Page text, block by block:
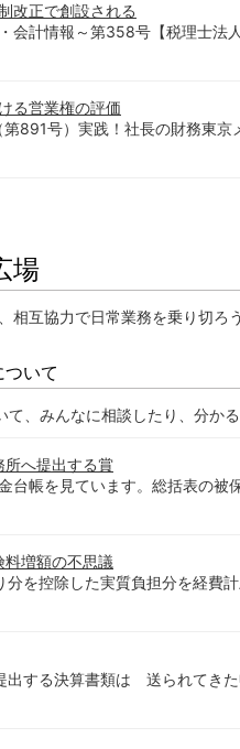
改正で創設される
会計情報～第358号【税理士
る営業権の評価
891号）実践！社長の財務東京
場
相互協力で日常業務を乗り切ろ
いて
て、みんなに相談したり、分か
所へ提出する賞
帳を見ています。総括表の被
料増額の不思議
分を控除した実質負担分を経費
出する決算書類は 送られてき